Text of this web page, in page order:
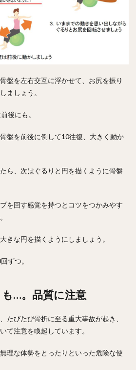
盤を左右交互に浮かせて、お尻を振り
ましょう。
後にも。
盤を前後に倒して10往復、大きく動か
ら、次はぐるりと円を描くように骨盤
を回す感覚を持つとコツをつかみやす
きな円を描くようにしましょう。
ずつ。
…。品質に注意
たびたび骨折に至る重大事故が起き、
て注意を喚起しています。
理な体勢をとったりといった危険な使